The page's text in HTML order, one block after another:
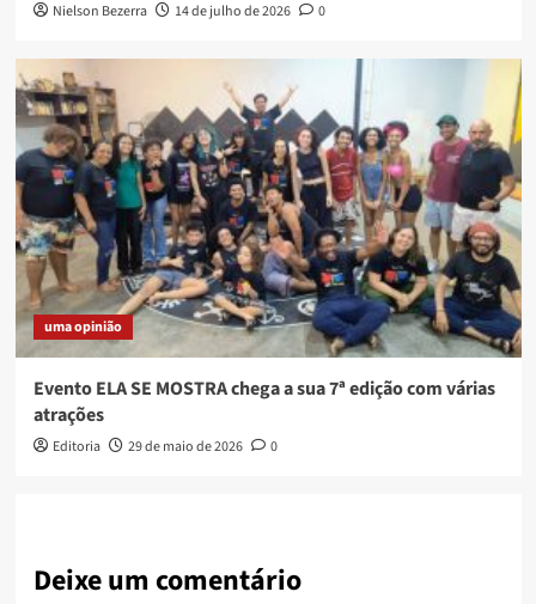
Nielson Bezerra 14 de julho de 2026 0
uma opinião
Evento ELA SE MOSTRA chega a sua 7ª edição com várias
atrações
Editoria 29 de maio de 2026 0
Deixe um comentário